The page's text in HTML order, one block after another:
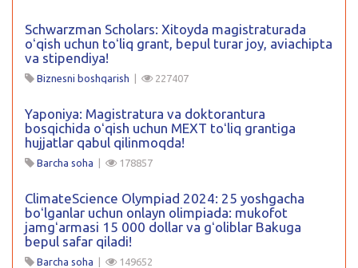
Schwarzman Scholars: Xitoyda magistraturada
oʻqish uchun toʻliq grant, bepul turar joy, aviachipta
va stipendiya!
Biznesni boshqarish | 227407
Yaponiya: Magistratura va doktorantura
bosqichida oʻqish uchun MEXT toʻliq grantiga
hujjatlar qabul qilinmoqda!
Barcha soha | 178857
ClimateScience Olympiad 2024: 25 yoshgacha
boʻlganlar uchun onlayn olimpiada: mukofot
jamgʻarmasi 15 000 dollar va gʻoliblar Bakuga
bepul safar qiladi!
Barcha soha | 149652